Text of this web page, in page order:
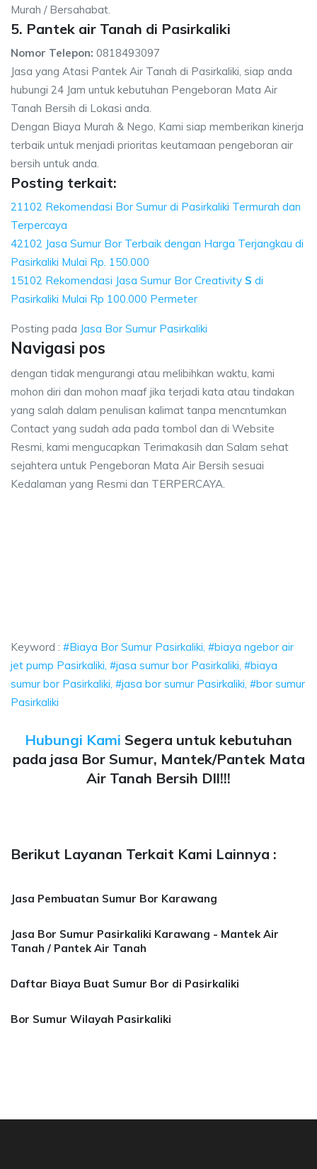
Murah / Bersahabat.
5. Pantek air Tanah di Pasirkaliki
Nomor Telepon: 0818493097
Jasa yang Atasi Pantek Air Tanah di Pasirkaliki, siap anda
hubungi 24 Jam untuk kebutuhan Pengeboran Mata Air
Tanah Bersih di Lokasi anda.
Dengan Biaya Murah & Nego, Kami siap memberikan kinerja
terbaik untuk menjadi prioritas keutamaan pengeboran air
bersih untuk anda.
Posting terkait:
21102 Rekomendasi Bor Sumur di Pasirkaliki Termurah dan
Terpercaya
42102 Jasa Sumur Bor Terbaik dengan Harga Terjangkau di
Pasirkaliki Mulai Rp. 150.000
15102 Rekomendasi Jasa Sumur Bor Creativity S di
Pasirkaliki Mulai Rp 100.000 Permeter
Posting pada Jasa Bor Sumur Pasirkaliki
Navigasi pos
dengan tidak mengurangi atau melibihkan waktu, kami
mohon diri dan mohon maaf jika terjadi kata atau tindakan
yang salah dalam penulisan kalimat tanpa mencntumkan
Contact yang sudah ada pada tombol dan di Website
Resmi, kami mengucapkan Terimakasih dan Salam sehat
sejahtera untuk Pengeboran Mata Air Bersih sesuai
Kedalaman yang Resmi dan TERPERCAYA.
Keyword : #Biaya Bor Sumur Pasirkaliki, #biaya ngebor air
jet pump Pasirkaliki, #jasa sumur bor Pasirkaliki, #biaya
sumur bor Pasirkaliki, #jasa bor sumur Pasirkaliki, #bor sumur
Pasirkaliki
Hubungi Kami Segera untuk kebutuhan
pada jasa Bor Sumur, Mantek/Pantek Mata
Air Tanah Bersih Dll!!!
Berikut Layanan Terkait Kami Lainnya :
Jasa Pembuatan Sumur Bor Karawang
Jasa Bor Sumur Pasirkaliki Karawang - Mantek Air
Tanah / Pantek Air Tanah
Daftar Biaya Buat Sumur Bor di Pasirkaliki
Bor Sumur Wilayah Pasirkaliki